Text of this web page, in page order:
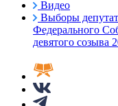
Видео
Выборы
Федерального
девятого созыва